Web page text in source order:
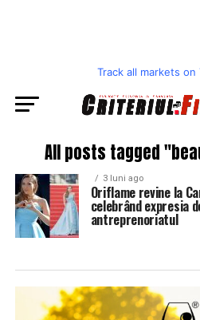
Track all markets on
All posts tagged
3 luni ago
Oriflame revine la
celebrând expresia
antreprenoriatul